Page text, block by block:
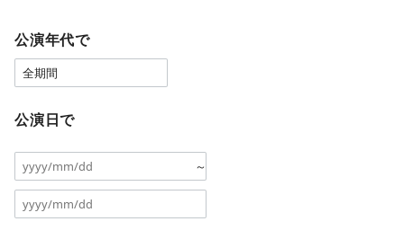
公演年代で
公演日で
～